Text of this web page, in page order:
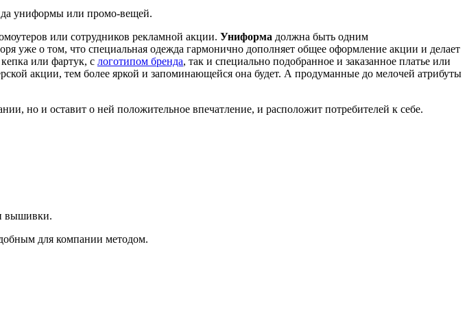
униформы или промо-вещей.
или сотрудников рекламной акции. Униформа должна быть одним
уже о том, что специальная одежда гармонично дополняет общее оформление акции и делает
или фартук, с логотипом бренда, так и специально подобранное и заказанное платье или
акции, тем более яркой и запоминающейся она будет. А продуманные до мелочей атрибуты
но и оставит о ней положительное впечатление, и расположит потребителей к себе.
вышивки.
для компании методом.